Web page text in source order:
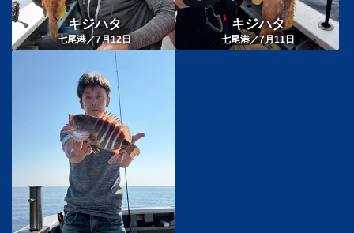
キジハタ
七尾港／7月12日
キジハタ
七尾港／7月11日